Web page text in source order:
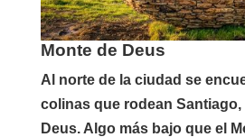
Monte de Deus
Al norte de la ciudad se
colinas que rodean Santiago,
Deus. Algo más bajo que el